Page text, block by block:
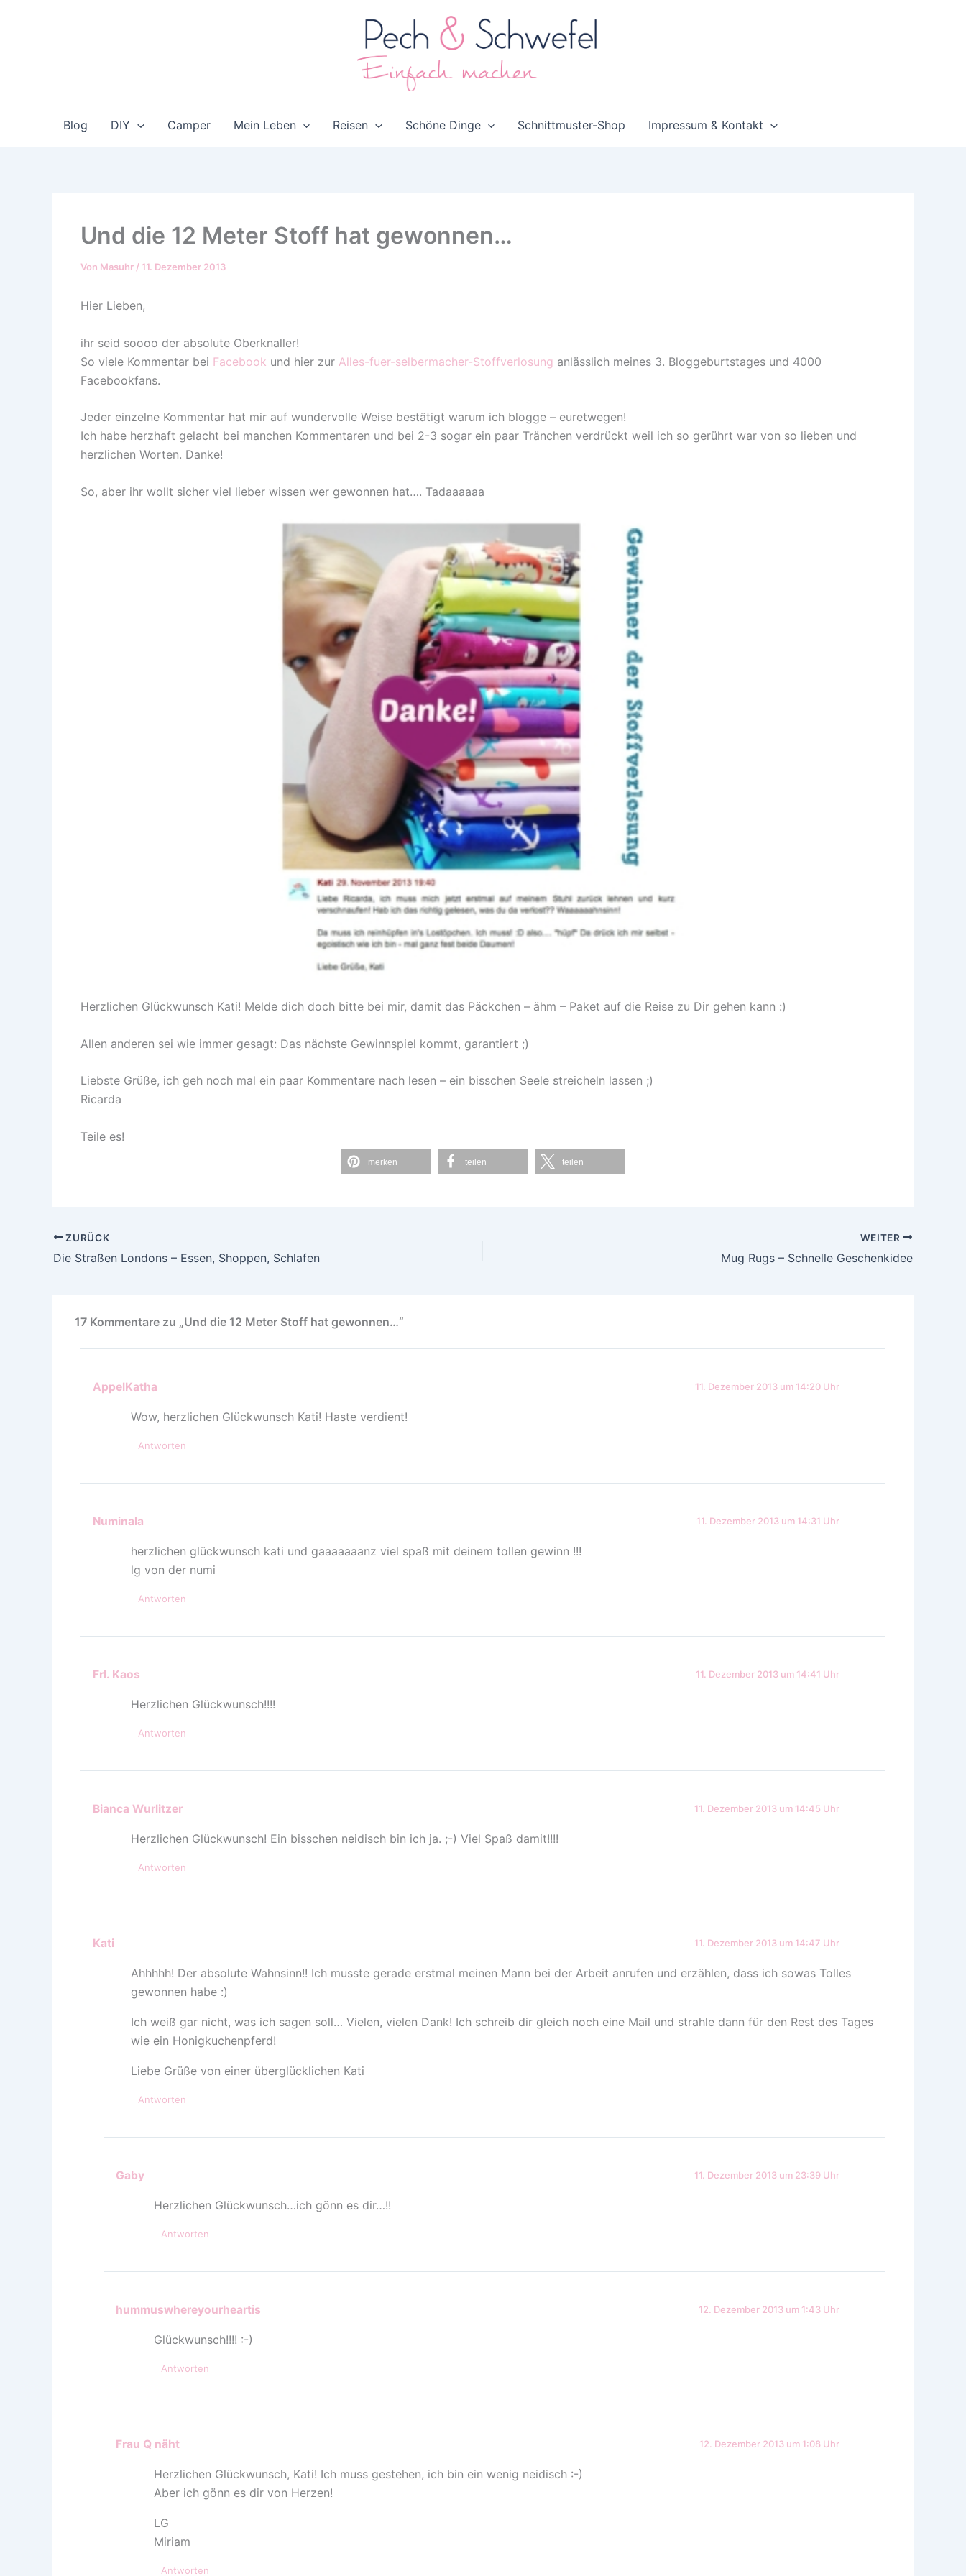
Blog DIY Camper Mein Leben Reisen Schöne Dinge Schnittmuster-Shop Impressum & Kontakt
Und die 12 Meter Stoff hat gewonnen…
Von Masuhr / 11. Dezember 2013
Hier Lieben,
ihr seid soooo der absolute Oberknaller!
So viele Kommentar bei Facebook und hier zur Alles-fuer-selbermacher-Stoffverlosung anlässlich meines 3. Bloggeburtstages und 4000
Facebookfans.
Jeder einzelne Kommentar hat mir auf wundervolle Weise bestätigt warum ich blogge – euretwegen!
Ich habe herzhaft gelacht bei manchen Kommentaren und bei 2-3 sogar ein paar Tränchen verdrückt weil ich so gerührt war von so lieben und
herzlichen Worten. Danke!
So, aber ihr wollt sicher viel lieber wissen wer gewonnen hat…. Tadaaaaaa
Herzlichen Glückwunsch Kati! Melde dich doch bitte bei mir, damit das Päckchen – ähm – Paket auf die Reise zu Dir gehen kann :)
Allen anderen sei wie immer gesagt: Das nächste Gewinnspiel kommt, garantiert ;)
Liebste Grüße, ich geh noch mal ein paar Kommentare nach lesen – ein bisschen Seele streicheln lassen ;)
Ricarda
Teile es!
merken teilen teilen
ZURÜCK
Die Straßen Londons – Essen, Shoppen, Schlafen
WEITER
Mug Rugs – Schnelle Geschenkidee
17 Kommentare zu „Und die 12 Meter Stoff hat gewonnen…“
AppelKatha 11. Dezember 2013 um 14:20 Uhr
Wow, herzlichen Glückwunsch Kati! Haste verdient!
Antworten
Numinala 11. Dezember 2013 um 14:31 Uhr
herzlichen glückwunsch kati und gaaaaaaanz viel spaß mit deinem tollen gewinn !!!
lg von der numi
Antworten
Frl. Kaos 11. Dezember 2013 um 14:41 Uhr
Herzlichen Glückwunsch!!!!
Antworten
Bianca Wurlitzer 11. Dezember 2013 um 14:45 Uhr
Herzlichen Glückwunsch! Ein bisschen neidisch bin ich ja. ;-) Viel Spaß damit!!!!
Antworten
Kati 11. Dezember 2013 um 14:47 Uhr
Ahhhhh! Der absolute Wahnsinn!! Ich musste gerade erstmal meinen Mann bei der Arbeit anrufen und erzählen, dass ich sowas Tolles
gewonnen habe :)
Ich weiß gar nicht, was ich sagen soll… Vielen, vielen Dank! Ich schreib dir gleich noch eine Mail und strahle dann für den Rest des Tages
wie ein Honigkuchenpferd!
Liebe Grüße von einer überglücklichen Kati
Antworten
Gaby 11. Dezember 2013 um 23:39 Uhr
Herzlichen Glückwunsch…ich gönn es dir…!!
Antworten
hummuswhereyourheartis 12. Dezember 2013 um 1:43 Uhr
Glückwunsch!!!! :-)
Antworten
Frau Q näht 12. Dezember 2013 um 1:08 Uhr
Herzlichen Glückwunsch, Kati! Ich muss gestehen, ich bin ein wenig neidisch :-)
Aber ich gönn es dir von Herzen!
LG
Miriam
Antworten